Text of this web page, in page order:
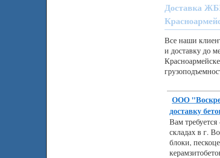
Доставка
Все наши
и доставку до
ООО
доставку
Вам
складах в г.
блоки,